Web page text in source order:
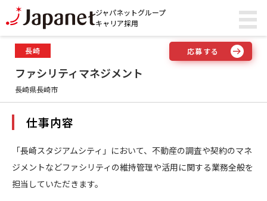
ジャパネットグループ
キャリア採用
長崎
ファシリティマネジメント
長崎県長崎市
応募する
仕事内容
「長崎スタジアムシティ」において、不動産の調査や契約のマネ
ジメントなどファシリティの維持管理や活用に関する業務全般を
担当していただきます。